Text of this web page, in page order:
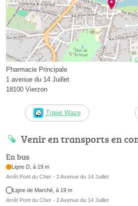
Pharmacie Principale
1 avenue du 14 Juillet
18100 Vierzon
Trajet Waze
Venir en transports en
En bus
Ligne D, à 19 m
Arrêt Pont du Cher - 2 Avenue du 14 Juillet
Ligne de Marché, à 19 m
Arrêt Pont du Cher - 2 Avenue du 14 Juillet